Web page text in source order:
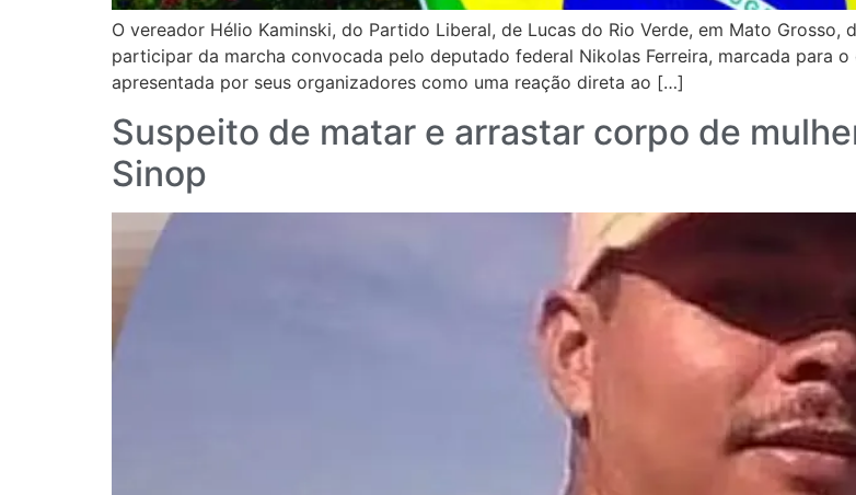
O vereador Hélio Kaminski, do Partido Liberal, de Lucas do Rio Verde, em Mato
participar da marcha convocada pelo deputado federal Nikolas Ferreira, marcada para
apresentada por seus organizadores como uma reação direta ao […]
Suspeito de matar e arrastar corpo de
Sinop